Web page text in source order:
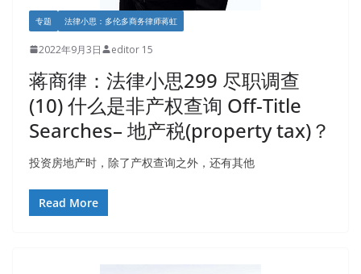
专题 法律小思：多伦多商务律师蒋虹
2022年9月3日 editor 15
蒋商律：法律小思299 尽职调查
(10) 什么是非产权查询 Off-Title
Searches– 地产税(property tax)？
投资房地产时，除了产权查询之外，还有其他
Read More